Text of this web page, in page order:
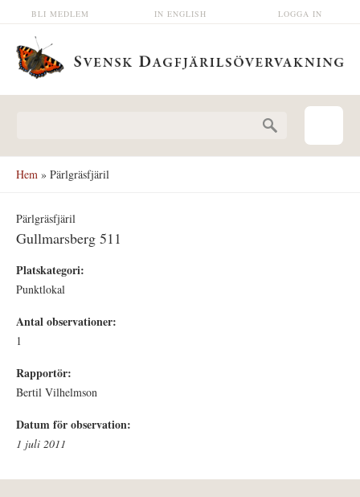
Hoppa till huvudinnehåll LOGGA IN
IN ENGLISH
BLI MEDLEM
Hem » Pärlgräsfjäril
Pärlgräsfjäril
Gullmarsberg 511
Platskategori:
Punktlokal
Antal observationer:
1
Rapportör:
Bertil Vilhelmson
Datum för observation:
1 juli 2011